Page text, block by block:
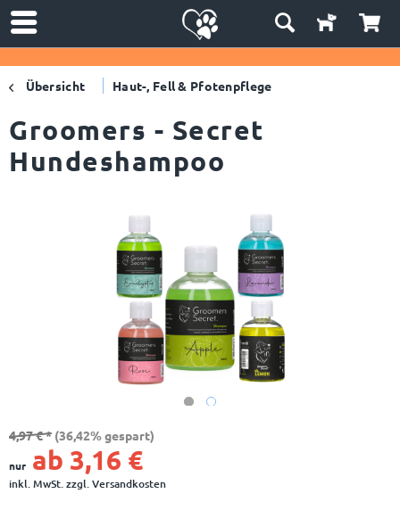
Übersicht Haut-, Fell & Pfotenpflege
Groomers - Secret
Hundeshampoo
4,97 € * (36,42% gespart)
nur ab 3,16 €
inkl. MwSt.zzgl. Versandkosten